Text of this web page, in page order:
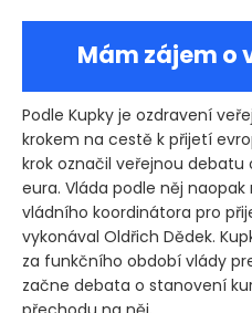
Mám zájem o
Podle Kupky je ozdravení
krokem na cestě k přijetí
krok označil veřejnou
eura. Vláda podle něj
vládního koordinátora pro
vykonával Oldřich Dědek.
za funkčního období vlády
začne debata o stanovení